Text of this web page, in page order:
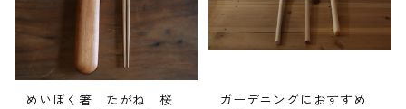
めいぼく箸 たがね 桜
ガーデニングにおすすめ